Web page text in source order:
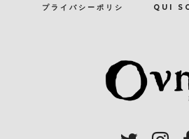
プライバシーポリシ QUI